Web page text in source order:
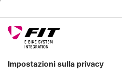
SEGUICI SU